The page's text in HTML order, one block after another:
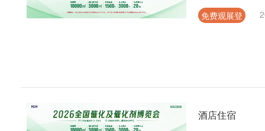
免费观展登
酒店住宿